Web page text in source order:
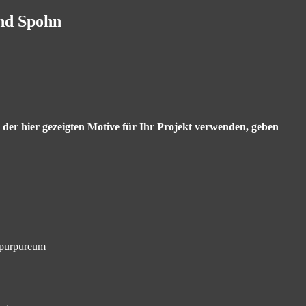
Spohn
hier gezeigten Motive für Ihr Projekt verwenden, geben